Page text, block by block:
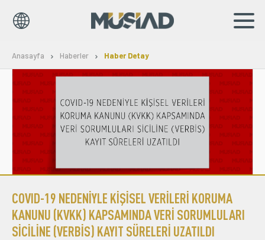
Kurumsal
Markalar
Yayınlar
Sosyal Sorumluluk
Bilgi Merkezi
Anasayfa Haberler Haber Detay
COVID-19 NEDENİYLE KİŞİSEL VERİLERİ KORUMA
KANUNU (KVKK) KAPSAMINDA VERİ SORUMLULARI
SİCİLİNE (VERBİS) KAYIT SÜRELERİ UZATILDI